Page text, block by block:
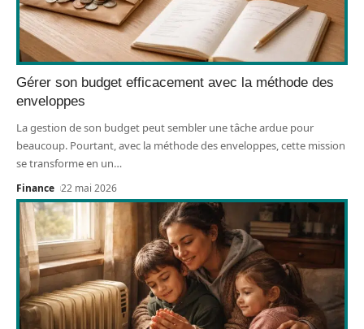
Gérer son budget efficacement avec la méthode des
enveloppes
La gestion de son budget peut sembler une tâche ardue pour
beaucoup. Pourtant, avec la méthode des enveloppes, cette mission
se transforme en un…
Finance 22 mai 2026